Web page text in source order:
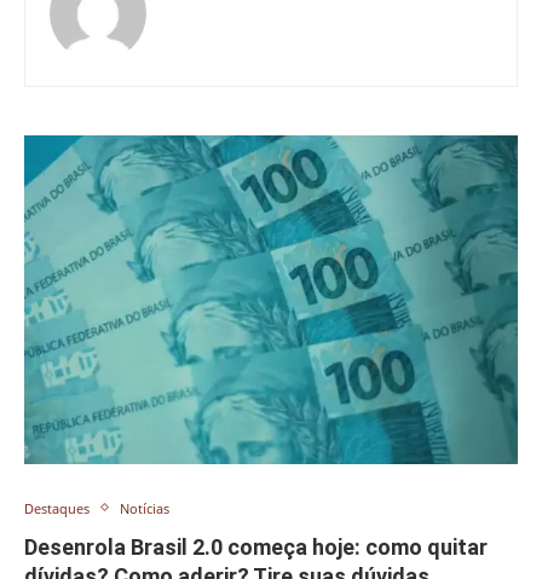
Destaques Notícias
Desenrola Brasil 2.0 começa hoje: como quitar